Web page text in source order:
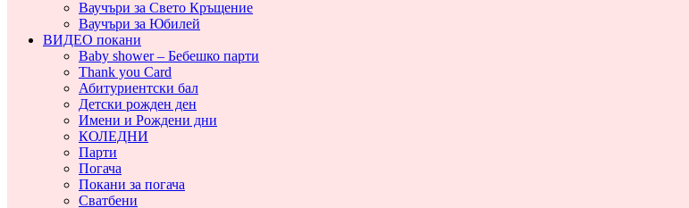
Ваучъри за Свето Кръщение
Ваучъри за Юбилей
ВИДЕО покани
Baby shower – Бебешко парти
Thank you Card
Абитуриентски бал
Детски рожден ден
Имени и Рождени дни
КОЛЕДНИ
Парти
Погача
Покани за погача
Сватбени